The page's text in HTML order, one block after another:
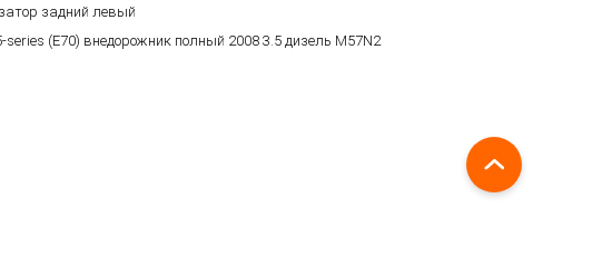
задний левый
series (E70) внедорожник полный 2008 3.5 дизель M57N2